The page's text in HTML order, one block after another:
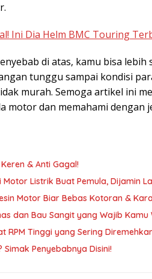
Ini Dia Helm BMC Touring
di atas, kamu bisa lebih
tunggu sampai kondisi
murah. Semoga artikel ini
motor dan memahami dengan
& Anti Gagal!
Listrik Buat Pemula, Dijamin
Motor Biar Bebas Kotoran &
dan Bau Sangit yang Wajib Kamu
RPM Tinggi yang Sering
Penyebabnya Disini!